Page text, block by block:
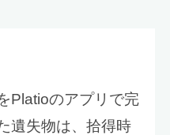
Platioのアプリで完
遺失物は、拾得時